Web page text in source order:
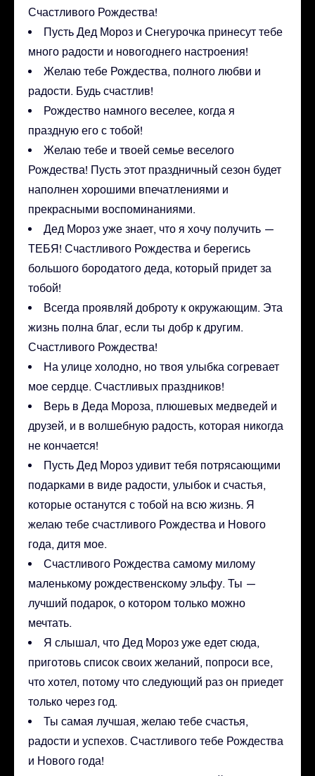
Счастливого Рождества!
Пусть Дед Мороз и Снегурочка принесут тебе
много радости и новогоднего настроения!
Желаю тебе Рождества, полного любви и
радости. Будь счастлив!
Рождество намного веселее, когда я
праздную его с тобой!
Желаю тебе и твоей семье веселого
Рождества! Пусть этот праздничный сезон будет
наполнен хорошими впечатлениями и
прекрасными воспоминаниями.
Дед Мороз уже знает, что я хочу получить —
ТЕБЯ! Счастливого Рождества и берегись
большого бородатого деда, который придет за
тобой!
Всегда проявляй доброту к окружающим. Эта
жизнь полна благ, если ты добр к другим.
Счастливого Рождества!
На улице холодно, но твоя улыбка согревает
мое сердце. Счастливых праздников!
Верь в Деда Мороза, плюшевых медведей и
друзей, и в волшебную радость, которая никогда
не кончается!
Пусть Дед Мороз удивит тебя потрясающими
подарками в виде радости, улыбок и счастья,
которые останутся с тобой на всю жизнь. Я
желаю тебе счастливого Рождества и Нового
года, дитя мое.
Счастливого Рождества самому милому
маленькому рождественскому эльфу. Ты —
лучший подарок, о котором только можно
мечтать.
Я слышал, что Дед Мороз уже едет сюда,
приготовь список своих желаний, попроси все,
что хотел, потому что следующий раз он приедет
только через год.
Ты самая лучшая, желаю тебе счастья,
радости и успехов. Счастливого тебе Рождества
и Нового года!